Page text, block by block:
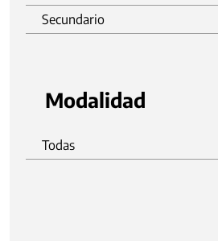
Secundario
Modalidad
Todas